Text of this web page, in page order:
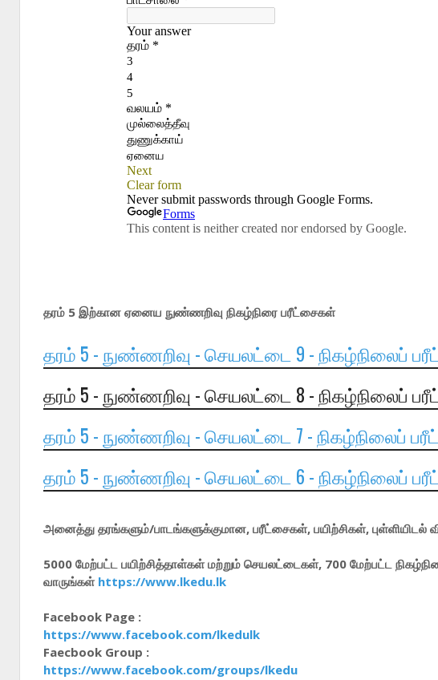
தரம் 5 இற்கான ஏனைய நுண்ணறிவு நிகழ்நிரை பரீட்சைகள்
தரம் 5 - நுண்ணறிவு - செயலட்டை 9 - நிகழ்நிலைப்
தரம் 5 - நுண்ணறிவு - செயலட்டை 8 - நிகழ்நிலைப்
தரம் 5 - நுண்ணறிவு - செயலட்டை 7 - நிகழ்நிலைப்
தரம் 5 - நுண்ணறிவு - செயலட்டை 6 - நிகழ்நிலைப்
அனைத்து தரங்களும்/பாடங்களுக்குமான, பரீட்சைகள், பயிற்சிகள்,
5000 மேற்பட்ட பயிற்சித்தாள்கள் மற்றும் செயலட்டைகள், 700 மேற்பட்ட
வாருங்கள் https://www.lkedu.lk
Facebook Page :
https://www.facebook.com/lkedulk
Faecbook Group :
https://www.facebook.com/groups/lkedu